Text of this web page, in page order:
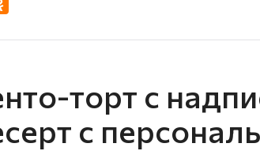
торт с
с